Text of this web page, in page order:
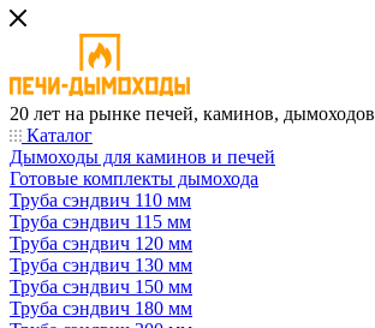
20 лет на рынке печей, каминов, дымоходов
Каталог
Дымоходы для каминов и печей
Готовые комплекты дымохода
Труба сэндвич 110 мм
Труба сэндвич 115 мм
Труба сэндвич 120 мм
Труба сэндвич 130 мм
Труба сэндвич 150 мм
Труба сэндвич 180 мм